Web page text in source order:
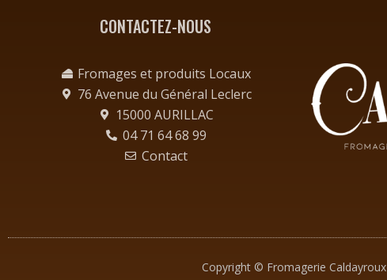
CONTACTEZ-NOUS
Fromages et produits Locaux
76 Avenue du Général Leclerc
15000 AURILLAC
04 71 64 68 99
Contact
Copyright © Fromagerie Caldayroux